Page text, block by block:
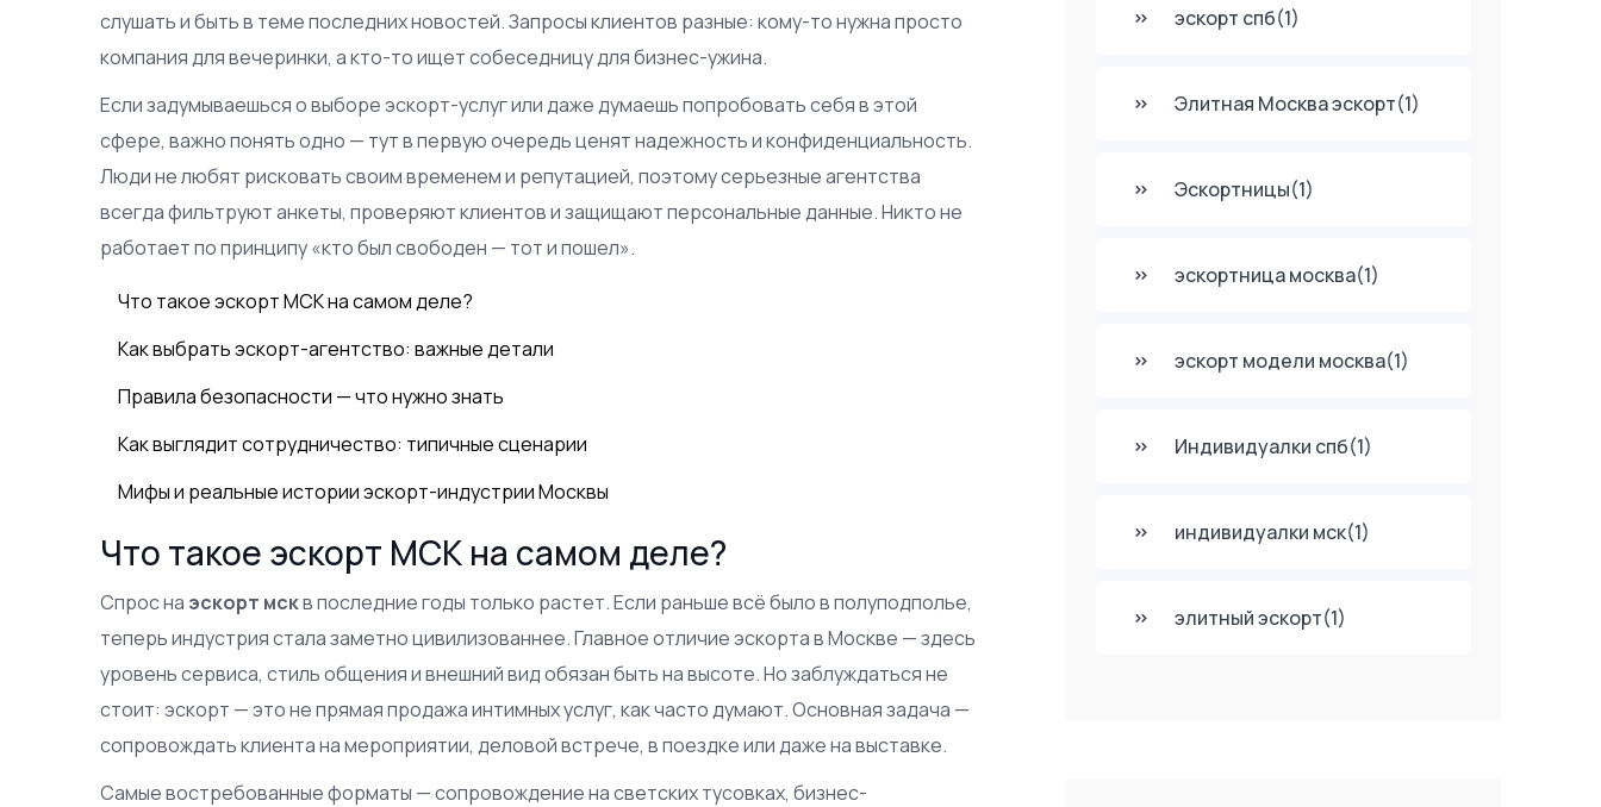
эскорт спб(1)
Элитная Москва эскорт(1)
Эскортницы(1)
эскортница москва(1)
эскорт модели москва(1)
Индивидуалки спб(1)
индивидуалки мск(1)
элитный эскорт(1)
слушать и быть в теме последних новостей. Запросы клиентов разные: кому-то нужна просто
компания для вечеринки, а кто-то ищет собеседницу для бизнес-ужина.
Если задумываешься о выборе эскорт-услуг или даже думаешь попробовать себя в этой
сфере, важно понять одно — тут в первую очередь ценят надежность и конфиденциальность.
Люди не любят рисковать своим временем и репутацией, поэтому серьезные агентства
всегда фильтруют анкеты, проверяют клиентов и защищают персональные данные. Никто не
работает по принципу «кто был свободен — тот и пошел».
Что такое эскорт МСК на самом деле?
Как выбрать эскорт-агентство: важные детали
Правила безопасности — что нужно знать
Как выглядит сотрудничество: типичные сценарии
Мифы и реальные истории эскорт-индустрии Москвы
Что такое эскорт МСК на самом деле?
Спрос на эскорт мскв последние годы только растет. Если раньше всё было в полуподполье,
теперь индустрия стала заметно цивилизованнее. Главное отличие эскорта в Москве — здесь
уровень сервиса, стиль общения и внешний вид обязан быть на высоте. Но заблуждаться не
стоит: эскорт — это не прямая продажа интимных услуг, как часто думают. Основная задача —
сопровождать клиента на мероприятии, деловой встрече, в поездке или даже на выставке.
Самые востребованные форматы — сопровождение на светских тусовках, бизнес-